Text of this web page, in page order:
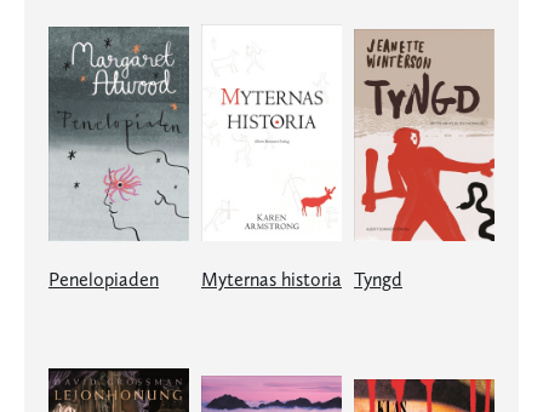
Penelopiaden Myternas historia Tyngd